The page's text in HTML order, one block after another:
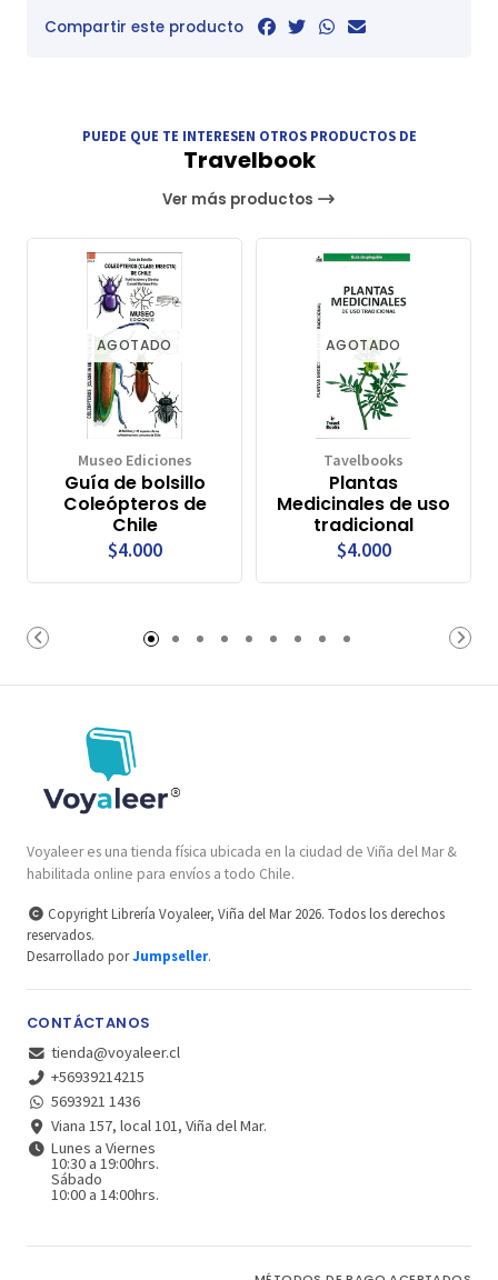
Compartir este producto
PUEDE QUE TE INTERESEN OTROS PRODUCTOS DE
Travelbook
Ver más productos
AGOTADO
Museo Ediciones
Guía de bolsillo
Coleópteros de
Chile
$4.000
AGOTADO
Tavelbooks
Plantas
Medicinales de uso
tradicional
$4.000
Voyaleer es una tienda física ubicada en la ciudad de Viña del Mar &
habilitada online para envíos a todo Chile.
Copyright Librería Voyaleer, Viña del Mar 2026. Todos los derechos
reservados.
Desarrollado porJumpseller.
CONTÁCTANOS
tienda@voyaleer.cl
+56939214215
5693921 1436
Viana 157, local 101, Viña del Mar.
Lunes a Viernes
10:30 a 19:00hrs.
Sábado
10:00 a 14:00hrs.